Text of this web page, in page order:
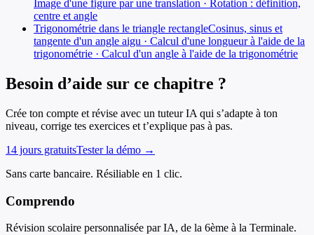
Image d'une figure par une translation · Rotation : définition,
centre et angle
Trigonométrie dans le triangle rectangleCosinus, sinus et
tangente d'un angle aigu · Calcul d'une longueur à l'aide de la
trigonométrie · Calcul d'un angle à l'aide de la trigonométrie
Besoin d’aide sur ce chapitre ?
Crée ton compte et révise avec un tuteur IA qui s’adapte à ton
niveau, corrige tes exercices et t’explique pas à pas.
14 jours gratuitsTester la démo →
Sans carte bancaire. Résiliable en 1 clic.
Comprendo
Révision scolaire personnalisée par IA, de la 6ème à la Terminale.